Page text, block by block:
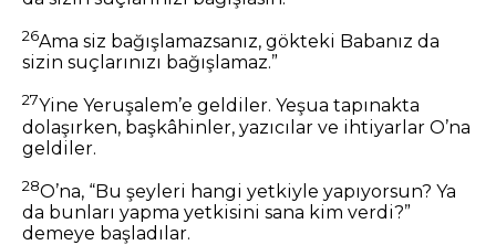
26Ama siz bağışlamazsanız, gökteki Babanız da
sizin suçlarınızı bağışlamaz.”
27Yine Yeruşalem’e geldiler. Yeşua tapınakta
dolaşırken, başkâhinler, yazıcılar ve ihtiyarlar O’na
geldiler.
28O’na, “Bu şeyleri hangi yetkiyle yapıyorsun? Ya
da bunları yapma yetkisini sana kim verdi?”
demeye başladılar.